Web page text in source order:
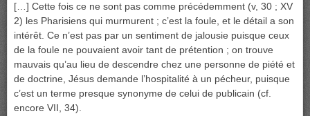
[…] Cette fois ce ne sont pas comme précédemment (v, 30 ; XV
2) les Pharisiens qui murmurent ; c’est la foule, et le détail a son
intérêt. Ce n’est pas par un sentiment de jalousie puisque ceux
de la foule ne pouvaient avoir tant de prétention ; on trouve
mauvais qu’au lieu de descendre chez une personne de piété et
de doctrine, Jésus demande l’hospitalité à un pécheur, puisque
c’est un terme presque synonyme de celui de publicain (cf.
encore VII, 34).